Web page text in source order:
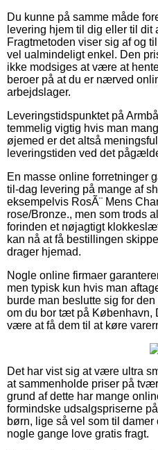
Du kunne på samme måde
levering hjem til dig eller til dit
Fragtmetoden viser sig af og
vel ualmindeligt enkel. Den
ikke modsiges at være at
beroer på at du er nærved
arbejdslager.
Leveringstidspunktet på
temmelig vigtig hvis man
øjemed er det altså
leveringstiden ved det
En masse online forretninger
til-dag levering på mange af
eksempelvis RosÃ¨ Mens
rose/Bronze., men som trods
forinden et nøjagtigt
kan nå at få bestillingen
drager hjemad.
Nogle online firmaer
men typisk kun hvis man
burde man beslutte sig for
om du bor tæt på København,
være at få dem til at køre
Det har vist sig at være ultra
at sammenholde priser på
grund af dette har mange
formindske udsalgspriserne
børn, lige så vel som til
nogle gange love gratis fragt.